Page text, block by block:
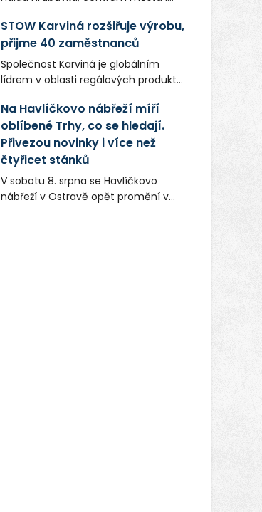
v novém filmu Bojovník, který vstoupí
do kin už 13. srpna. Režiséři Vojtěch
Frič a Tomáš Dianiška si
moravskoslezskou metropoli
nevybrali náhodou – její syrová
atmosféra se stala přirozenou
součástí příběhu bývalého
boxerského šampiona Hoffa (Milan
Ondrík), jenž se po letech vrací do
světa vrcholových zápasů, tentokrát
v MMA.
STOW Karviná rozšiřuje výrobu,
přijme 40 zaměstnanců
Společnost Karviná je globálním
lídrem v oblasti regálových produktů
zaměstnavatelem na Karvinsku a
firmou s obrovským potenciálem.
Na Havlíčkovo nábřeží míří
oblíbené Trhy, co se hledají.
Přivezou novinky i více než
čtyřicet stánků
V sobotu 8. srpna se Havlíčkovo
nábřeží v Ostravě opět promění v